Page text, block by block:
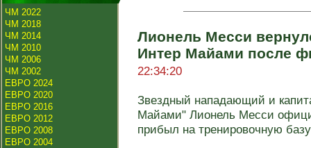
ЧМ 2022
ЧМ 2018
ЧМ 2014
ЧМ 2010
ЧМ 2006
ЧМ 2002
ЕВРО 2024
ЕВРО 2020
ЕВРО 2016
ЕВРО 2012
ЕВРО 2008
ЕВРО 2004
Лионель Месси
Интер Майами после
22:34:20
Звездный нападающий и
Майами" Лионель Месси
прибыл на тренировочную